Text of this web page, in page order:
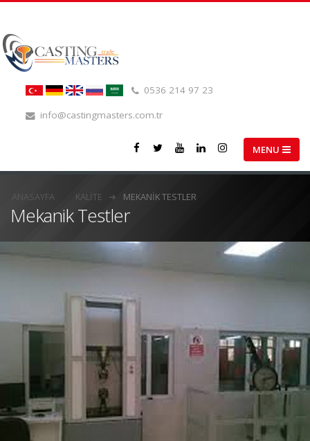
0536 214 97 23
info@castingmasters.com.tr
ANASAYFA KALITE MEKANIK TESTLER
Mekanik Testler